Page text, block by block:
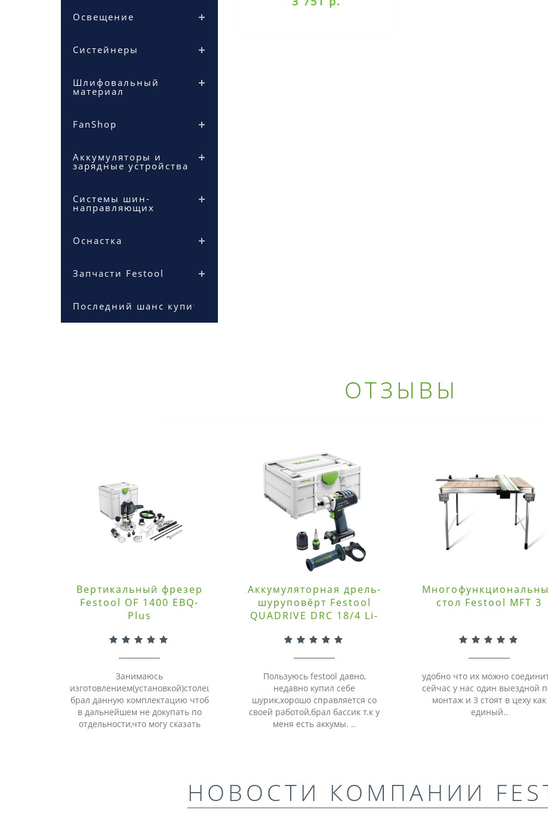
Освещение
Систейнеры
Шлифовальный
материал
FanShop
Аккумуляторы и
зарядные устройства
Системы шин-
направляющих
Оснастка
Запчасти Festool
Последний шанс купить
ОТЗЫВЫ
Вертикальный фрезер
Festool OF 1400 EBQ-
Plus
Занимаюсь
изготовлением(установкой)столешниц,
брал данную комплектацию чтоб
в дальнейшем не докупать по
отдельности,что могу сказать
Аккумуляторная дрель-
шуруповёрт Festool
QUADRIVE DRC 18/4 Li-
Пользуюсь festool давно,
недавно купил себе
шурик,хорошо справляется со
своей работой,брал бассик т.к у
меня есть аккумы. ..
стол Festool MFT 3
удобно что их можно
сейчас у нас один выездной
монтаж и 3 стоят в цеху как
единый..
НОВОСТИ КОМПАНИИ